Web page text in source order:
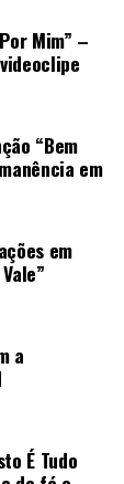
Mim” –
“Bem
em
em
a
É Tudo